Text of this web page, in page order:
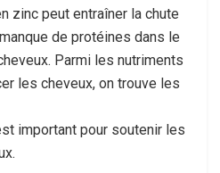
zinc peut entraîner la chute
de protéines dans le
Parmi les nutriments
les cheveux, on trouve les
important pour soutenir les